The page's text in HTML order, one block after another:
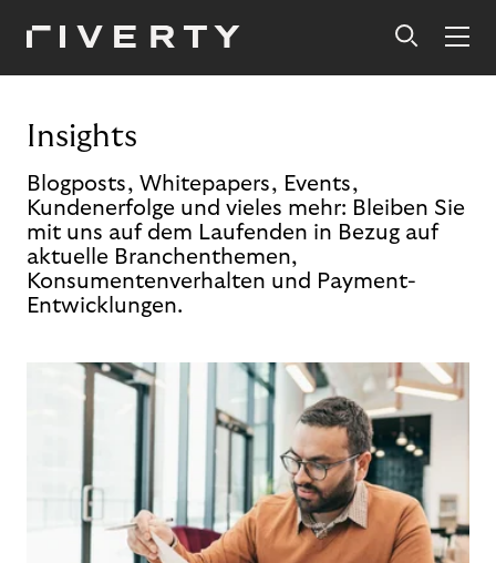
Insights
Blogposts, Whitepapers, Events,
Kundenerfolge und vieles mehr: Bleiben Sie
mit uns auf dem Laufenden in Bezug auf
aktuelle Branchenthemen,
Konsumentenverhalten und Payment-
Entwicklungen.